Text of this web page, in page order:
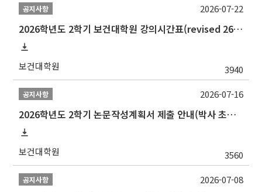
공지사항
2026학년도 2학기 보건대학원 강의시간표(revised 260803)(2026 2nd SEMESTER SNU GSPH TIMETABLE)
보건대학원 3940
2026-07-22
공지사항
2026학년도 2학기 논문작성계획서 제출 안내(박사 초심 일정 포함)_Thesis Proposal
보건대학원 3560
2026-07-16
공지사항 2026-07-08